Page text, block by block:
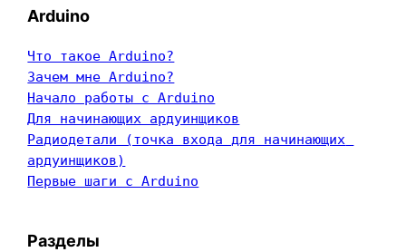
Arduino
Что такое Arduino?
Зачем мне Arduino?
Начало работы с Arduino
Для начинающих ардуинщиков
Радиодетали (точка входа для начинающих
ардуинщиков)
Первые шаги с Arduino
Разделы